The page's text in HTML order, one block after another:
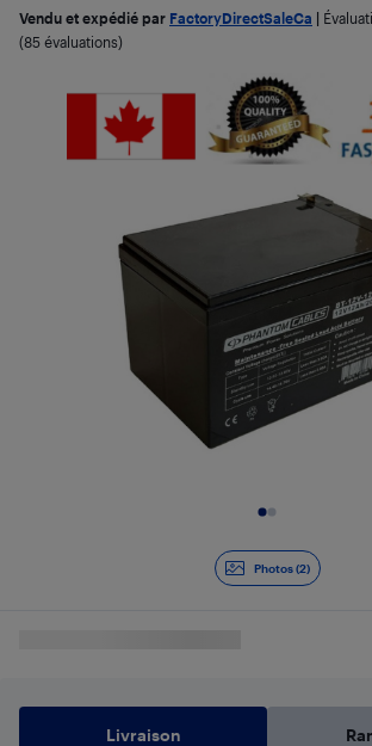
Photos (2)
Vendu et expédié par FactoryDirectSaleCa
(85 évaluations)
Livraison